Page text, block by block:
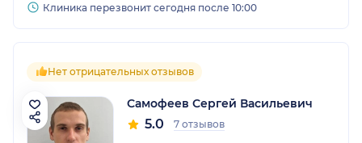
Клиника перезвонит сегодня после 10:00
Нет отрицательных отзывов
Самофеев Сергей Васильевич
5.0 7 отзывов